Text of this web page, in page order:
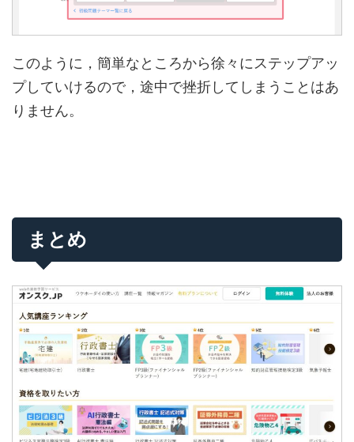
このように，簡単なところから徐々にステップアッ
プしていけるので，途中で挫折してしまうことはあ
りません。
まとめ